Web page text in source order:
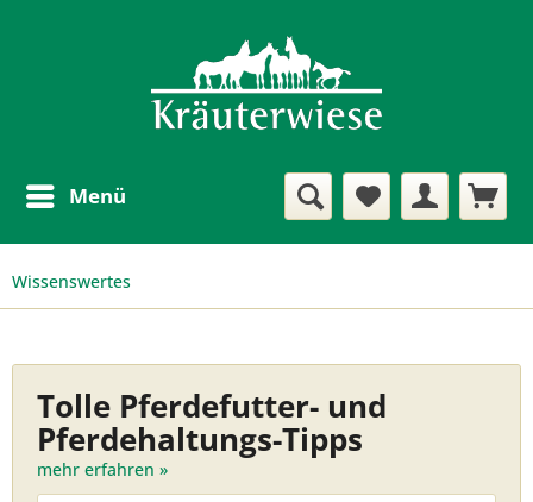
Menü
Wissenswertes
Tolle Pferdefutter- und
Pferdehaltungs-Tipps
mehr erfahren »